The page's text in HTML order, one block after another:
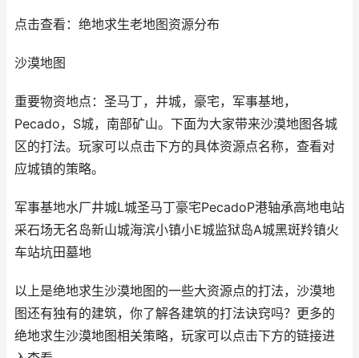
点击查看：绝地求生老地图资源分布
沙漠地图
重要物资地点：圣马丁，井城，豪宅，军事基地，
Pecado，S城，南部矿山。下面为大家带来沙漠地图各城
区的打法。玩家可以点击下方的具体资源点名称，查看对
应城镇的策略。
军事基地水厂井城L城圣马丁豪宅PecadoP港轴承高地电站
采石场无名岛新山城海滨小镇小E城监狱岛A城黑斑羚镇火
车站坑田墓地
以上是绝地求生沙漠地图的一些大资源点的打法，沙漠地
图还有独有的建筑，你了解各建筑的打法诀窍吗？更多的
绝地求生沙漠地图相关策略，玩家可以点击下方的链接进